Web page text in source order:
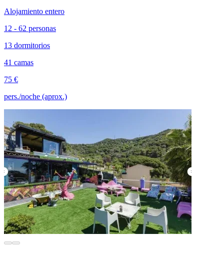
Alojamiento entero
12 - 62 personas
13 dormitorios
41 camas
75 €
pers./noche (aprox.)